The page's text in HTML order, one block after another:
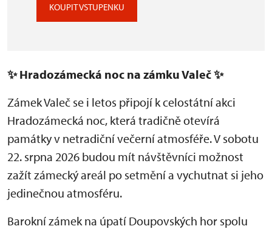
KOUPIT VSTUPENKU
✨Hradozámecká noc na zámku Valeč✨
Zámek Valeč se i letos připojí k celostátní akci
Hradozámecká noc, která tradičně otevírá
památky v netradiční večerní atmosféře. V sobotu
22. srpna 2026 budou mít návštěvníci možnost
zažít zámecký areál po setmění a vychutnat si jeho
jedinečnou atmosféru.
Barokní zámek na úpatí Doupovských hor spolu